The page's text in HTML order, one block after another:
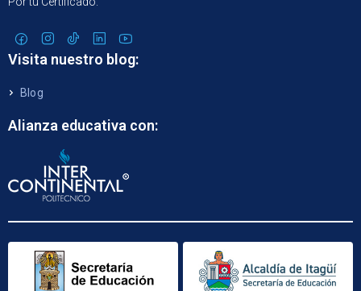
Visita nuestro blog:
Blog
Alianza educativa con: